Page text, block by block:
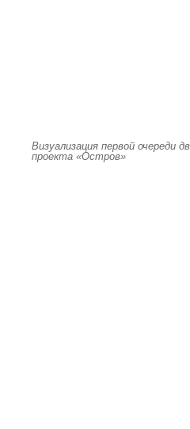
Визуализация первой очереди
проекта «Остров»